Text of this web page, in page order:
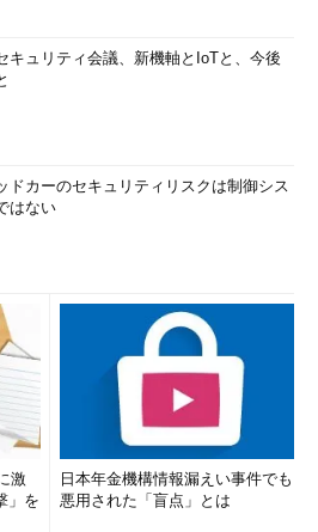
キュリティ会議、新機軸とIoTと、今後
ドカーのセキュリティリスクは制御シス
はない
激
」を
日本年金機構情報漏えい事件でも
悪用された「盲点」とは